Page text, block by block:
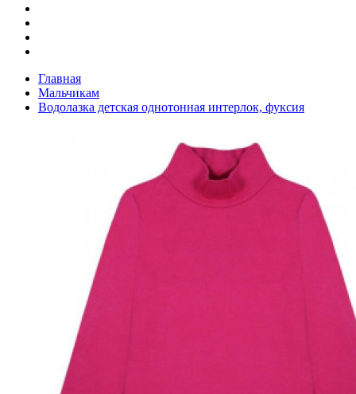
Главная
Мальчикам
Водолазка детская однотонная интерлок, фуксия